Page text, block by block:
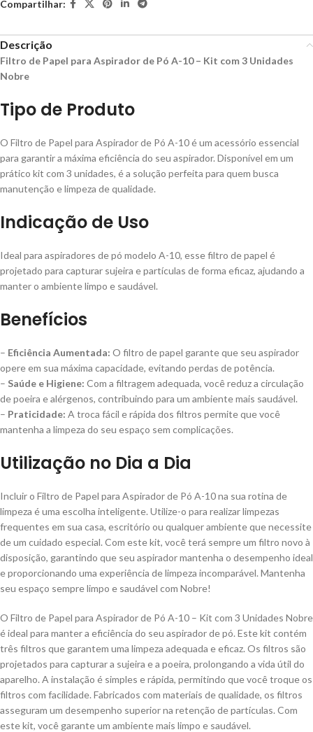
Compartilhar:
Descrição
Filtro de Papel para Aspirador de Pó A-10 – Kit com 3 Unidades
Nobre
Tipo de Produto
O Filtro de Papel para Aspirador de Pó A-10 é um acessório essencial
para garantir a máxima eficiência do seu aspirador. Disponível em um
prático kit com 3 unidades, é a solução perfeita para quem busca
manutenção e limpeza de qualidade.
Indicação de Uso
Ideal para aspiradores de pó modelo A-10, esse filtro de papel é
projetado para capturar sujeira e partículas de forma eficaz, ajudando a
manter o ambiente limpo e saudável.
Benefícios
– Eficiência Aumentada: O filtro de papel garante que seu aspirador
opere em sua máxima capacidade, evitando perdas de potência.
– Saúde e Higiene: Com a filtragem adequada, você reduz a circulação
de poeira e alérgenos, contribuindo para um ambiente mais saudável.
– Praticidade: A troca fácil e rápida dos filtros permite que você
mantenha a limpeza do seu espaço sem complicações.
Utilização no Dia a Dia
Incluir o Filtro de Papel para Aspirador de Pó A-10 na sua rotina de
limpeza é uma escolha inteligente. Utilize-o para realizar limpezas
frequentes em sua casa, escritório ou qualquer ambiente que necessite
de um cuidado especial. Com este kit, você terá sempre um filtro novo à
disposição, garantindo que seu aspirador mantenha o desempenho ideal
e proporcionando uma experiência de limpeza incomparável. Mantenha
seu espaço sempre limpo e saudável com Nobre!
O Filtro de Papel para Aspirador de Pó A-10 – Kit com 3 Unidades Nobre
é ideal para manter a eficiência do seu aspirador de pó. Este kit contém
três filtros que garantem uma limpeza adequada e eficaz. Os filtros são
projetados para capturar a sujeira e a poeira, prolongando a vida útil do
aparelho. A instalação é simples e rápida, permitindo que você troque os
filtros com facilidade. Fabricados com materiais de qualidade, os filtros
asseguram um desempenho superior na retenção de partículas. Com
este kit, você garante um ambiente mais limpo e saudável.